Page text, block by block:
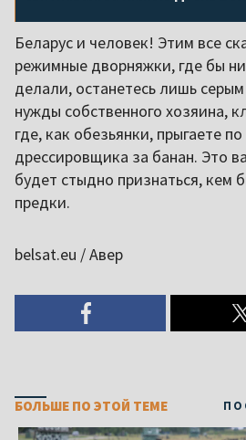
Беларус и человек! Этим все
режимные дворняжки, где бы
делали, останетесь лишь
нужды собственного хозяина,
где, как обезьянки, прыгаете
дрессировщика за банан. Это
будет стыдно признаться, кем
предки.
belsat.eu / Авер
БОЛЬШЕ ПО ЭТОЙ ТЕМЕ